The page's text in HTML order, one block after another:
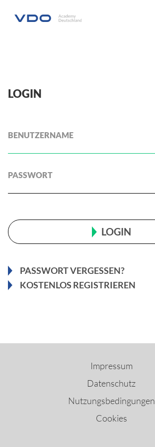
LOGIN
BENUTZERNAME
PASSWORT
LOGIN
PASSWORT VERGESSEN?
KOSTENLOS REGISTRIEREN
Impressum
Datenschutz
Nutzungsbedingungen
Cookies